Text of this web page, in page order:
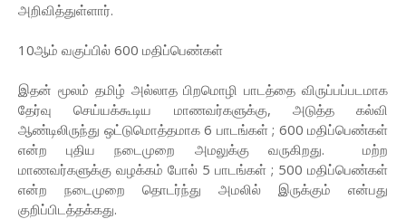
அறிவித்துள்ளார்.
10ஆம் வகுப்பில் 600 மதிப்பெண்கள்
இதன் மூலம் தமிழ் அல்லாத பிறமொழி பாடத்தை விருப்பப்படமாக
தேர்வு செய்யக்கூடிய மாணவர்களுக்கு, அடுத்த கல்வி
ஆண்டிலிருந்து ஒட்டுமொத்தமாக 6 பாடங்கள் ; 600 மதிப்பெண்கள்
என்ற புதிய நடைமுறை அமலுக்கு வருகிறது. மற்ற
மாணவர்களுக்கு வழக்கம் போல் 5 பாடங்கள் ; 500 மதிப்பெண்கள்
என்ற நடைமுறை தொடர்ந்து அமலில் இருக்கும் என்பது
குறிப்பிடத்தக்கது.